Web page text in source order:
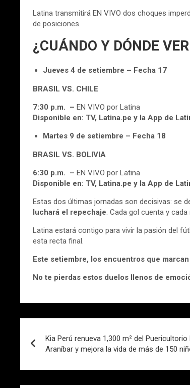
Latina transmitirá EN VIVO dos choques
de posiciones.
¿CUÁNDO Y DÓNDE
Jueves 4 de setiembre – Fecha 17
BRASIL VS. CHILE
7:30 p.m. –EN VIVO por Latina
Disponible en: TV, Latina.pe y la App de
Martes 9 de setiembre – Fecha 18
BRASIL VS. BOLIVIA
6:30 p.m. –EN VIVO por Latina
Disponible en: TV, Latina.pe y la App de
Estas dos últimas jornadas son decisivas: se
luchará el repechaje. Cada gol cuenta y
Latina estará contigo para vivir la pasión del
esta recta final.
Este setiembre, los encuentros que
No te pierdas estos duelos llenos de
de
entradas
Kia Perú renueva 1,300 m² del Puericultorio
Araníbar y mejora la vida de más de 150